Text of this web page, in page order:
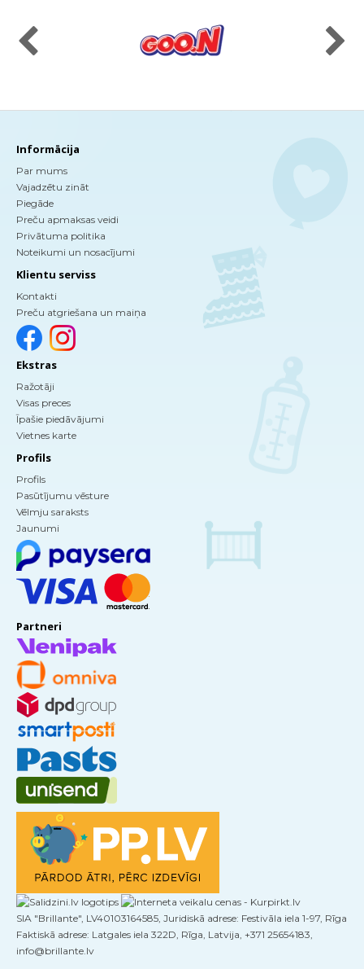
Informācija
Par mums
Vajadzētu zināt
Piegāde
Preču apmaksas veidi
Privātuma politika
Noteikumi un nosacījumi
Klientu serviss
Kontakti
Preču atgriešana un maiņa
Ekstras
Ražotāji
Visas preces
Īpašie piedāvājumi
Vietnes karte
Profils
Profils
Pasūtījumu vēsture
Vēlmju saraksts
Jaunumi
Partneri
SIA "Brillante", LV40103164585, Juridiskā adrese: Festivāla iela 1-97, Rīga
Faktiskā adrese: Latgales iela 322D, Rīga, Latvija, +371 25654183,
info@brillante.lv